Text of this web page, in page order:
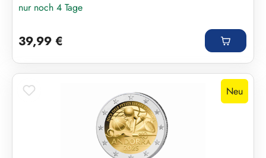
nur noch 4 Tage
39,99 €
Neu